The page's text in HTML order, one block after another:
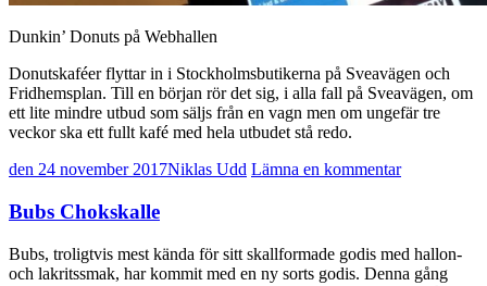
Dunkin’ Donuts på Webhallen
Donutskaféer flyttar in i Stockholmsbutikerna på Sveavägen och
Fridhemsplan. Till en början rör det sig, i alla fall på Sveavägen, om
ett lite mindre utbud som säljs från en vagn men om ungefär tre
veckor ska ett fullt kafé med hela utbudet stå redo.
den 24 november 2017Niklas Udd Lämna en kommentar
Bubs Chokskalle
Bubs, troligtvis mest kända för sitt skallformade godis med hallon-
och lakritssmak, har kommit med en ny sorts godis. Denna gång